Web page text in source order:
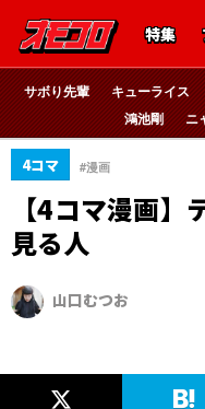
特集
サボり先輩 キューライス
鴻池剛
ニ
4コマ #漫画
【4コマ漫画
見る人
山口むつお